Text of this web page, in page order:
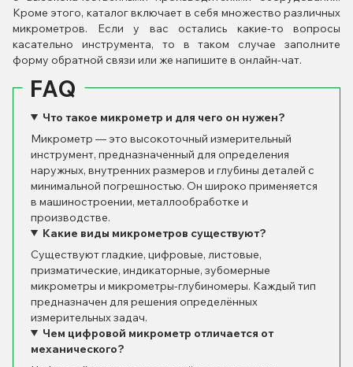
Кроме этого, каталог включает в себя множество различных
микрометров. Если у вас остались какие-то вопросы
касательно инструмента, то в таком случае заполните
форму обратной связи или же напишите в онлайн-чат.
FAQ
Что такое микрометр и для чего он нужен?
Микрометр — это высокоточный измерительный
инструмент, предназначенный для определения
наружных, внутренних размеров и глубины деталей с
минимальной погрешностью. Он широко применяется
в машиностроении, металлообработке и
производстве.
Какие виды микрометров существуют?
Существуют гладкие, цифровые, листовые,
призматические, индикаторные, зубомерные
микрометры и микрометры-глубиномеры. Каждый тип
предназначен для решения определённых
измерительных задач.
Чем цифровой микрометр отличается от
механического?